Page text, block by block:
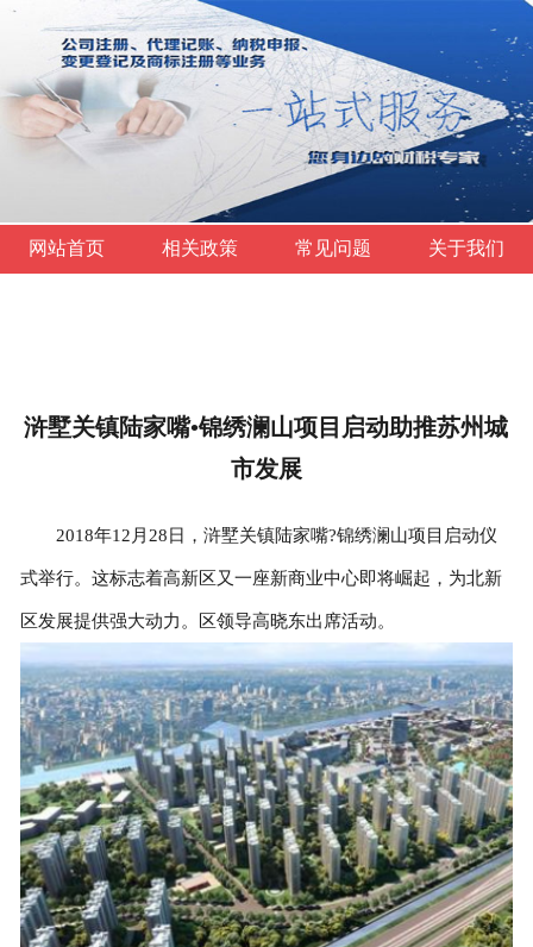
网站首页 相关政策 常见问题 关于我们
浒墅关镇陆家嘴•锦绣澜山项目启动助推苏州城
市发展
2018年12月28日，浒墅关镇陆家嘴?锦绣澜山项目启动仪
式举行。这标志着高新区又一座新商业中心即将崛起，为北新
区发展提供强大动力。区领导高晓东出席活动。